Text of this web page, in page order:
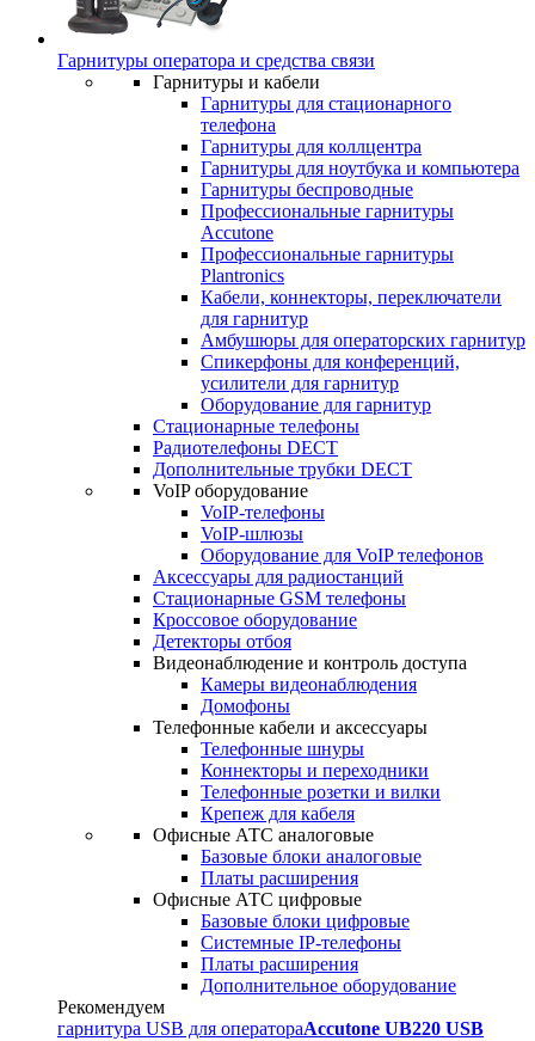
Гарнитуры оператора и средства связи
Гарнитуры и кабели
Гарнитуры для стационарного
телефона
Гарнитуры для коллцентра
Гарнитуры для ноутбука и компьютера
Гарнитуры беспроводные
Профессиональные гарнитуры
Accutone
Профессиональные гарнитуры
Plantronics
Кабели, коннекторы, переключатели
для гарнитур
Амбушюры для операторских гарнитур
Cпикерфоны для конференций,
усилители для гарнитур
Оборудование для гарнитур
Стационарные телефоны
Радиотелефоны DECT
Дополнительные трубки DECT
VoIP оборудование
VoIP-телефоны
VoIP-шлюзы
Оборудование для VoIP телефонов
Аксессуары для радиостанций
Стационарные GSM телефоны
Кроссовое оборудование
Детекторы отбоя
Видеонаблюдение и контроль доступа
Камеры видеонаблюдения
Домофоны
Телефонные кабели и аксессуары
Телефонные шнуры
Коннекторы и переходники
Телефонные розетки и вилки
Крепеж для кабеля
Офисные АТС аналоговые
Базовые блоки аналоговые
Платы расширения
Офисные АТС цифровые
Базовые блоки цифровые
Системные IP-телефоны
Платы расширения
Дополнительное оборудование
Рекомендуем
гарнитура USB для оператораAccutone UB220 USB